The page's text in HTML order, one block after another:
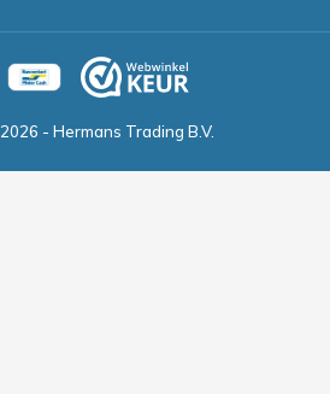
2026 - Hermans Trading B.V.